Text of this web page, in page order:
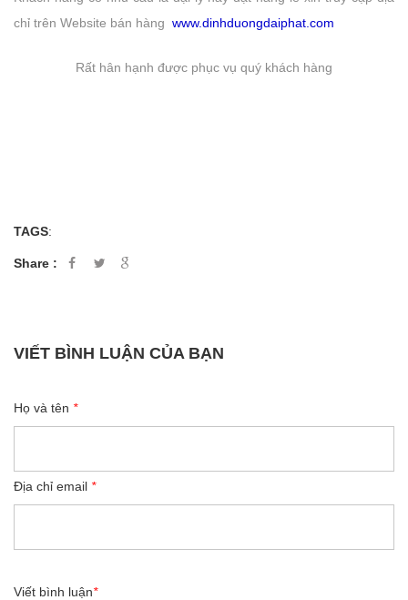
chỉ trên Website bán hàng www.dinhduongdaiphat.com
Rất hân hạnh được phục vụ quý khách hàng
TAGS:
Share :
VIẾT BÌNH LUẬN CỦA BẠN
Họ và tên *
Địa chỉ email *
Viết bình luận*